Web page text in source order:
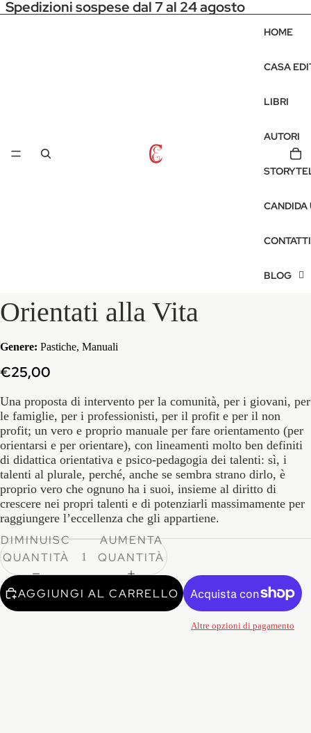
Spedizioni sospese dal 7 al 24 agosto
HOME
CASA
LIBRI
AUTORI
CANDIDA
CONTATTI
BLOG
Orientati alla Vita
Genere: Pastiche, Manuali
€25,00
Una proposta di intervento per la comunità, per i giovani, per
le famiglie, per i professionisti, per il profit e per il non
profit; un vero e proprio manuale per fare orientamento (per
orientarsi e per orientare), con lineamenti molto ben definiti
di didattica orientativa e psico-pedagogia dei talenti: sì, i
talenti al plurale, perché, anche se sembra strano dirlo, è
proprio vero che ognuno ha i suoi, insieme al diritto di
crescere nei propri talenti e di potenziarli massimamente per
raggiungere l’eccellenza che gli appartiene.
DIMINUISCI
QUANTITÀ
AUMENTA
QUANTITÀ
AGGIUNGI AL CARRELLO
Altre opzioni di pagamento